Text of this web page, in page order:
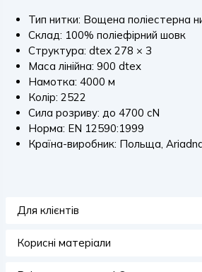
Тип нитки: Вощена поліестерна
Склад: 100% поліефірний шовк
Структура: dtex 278 × 3
Маса лінійна: 900 dtex
Намотка: 4000 м
Колір: 2522
Сила розриву: до 4700 cN
Норма: EN 12590:1999
Країна-виробник: Польща,
Для клієнтів
Корисні матеріали